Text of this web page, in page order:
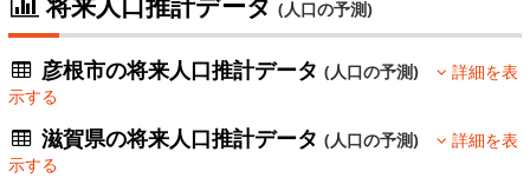
(人口の予測)
彦根市の将来人口推計データ(人口の予測)
詳細を表
示する
滋賀県の将来人口推計データ(人口の予測)
詳細を表
示する